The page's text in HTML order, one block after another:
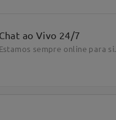
Chat ao Vivo 24/7
Estamos sempre online para si.